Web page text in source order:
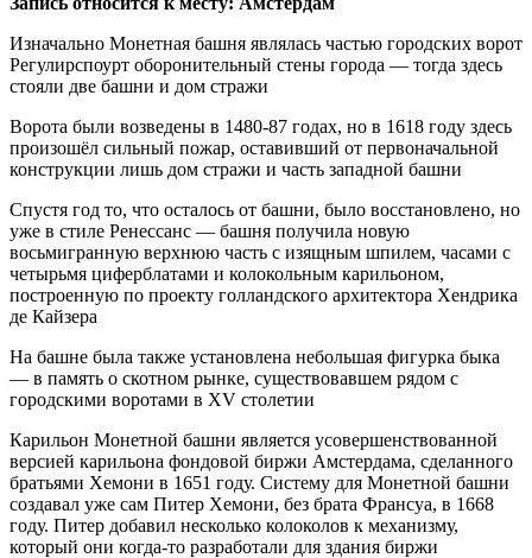
Изначально Монетная башня являлась частью городских ворот
Регулирспоурт оборонительный стены города — тогда здесь
стояли две башни и дом стражи
Ворота были возведены в 1480-87 годах, но в 1618 году здесь
произошёл сильный пожар, оставивший от первоначальной
конструкции лишь дом стражи и часть западной башни
Спустя год то, что осталось от башни, было восстановлено, но
уже в стиле Ренессанс — башня получила новую
восьмигранную верхнюю часть с изящным шпилем, часами с
четырьмя циферблатами и колокольным карильоном,
построенную по проекту голландского архитектора Хендрика
де Кайзера
На башне была также установлена небольшая фигурка быка
— в память о скотном рынке, существовавшем рядом с
городскими воротами в XV столетии
Карильон Монетной башни является усовершенствованной
версией карильона фондовой биржи Амстердама, сделанного
братьями Хемони в 1651 году. Систему для Монетной башни
создавал уже сам Питер Хемони, без брата Франсуа, в 1668
году. Питер добавил несколько колоколов к механизму,
который они когда-то разработали для здания биржи